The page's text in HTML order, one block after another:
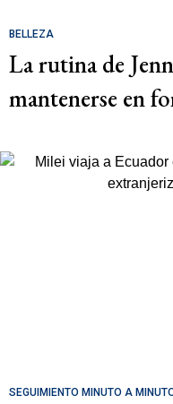
BELLEZA
La rutina de
mantenerse en
SEGUIMIENTO MINUTO A